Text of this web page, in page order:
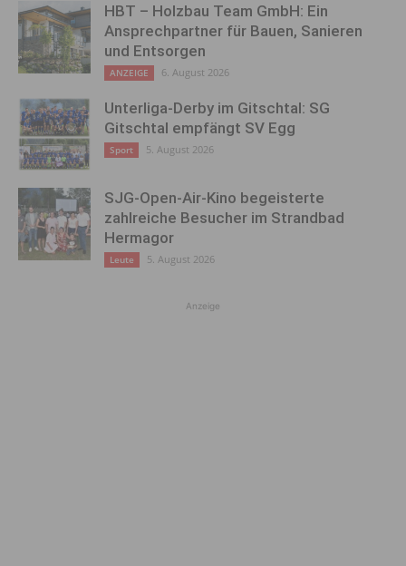
HBT – Holzbau Team GmbH: Ein
Ansprechpartner für Bauen, Sanieren
und Entsorgen
ANZEIGE 6. August 2026
Unterliga-Derby im Gitschtal: SG
Gitschtal empfängt SV Egg
Sport 5. August 2026
SJG-Open-Air-Kino begeisterte
zahlreiche Besucher im Strandbad
Hermagor
Leute 5. August 2026
Anzeige